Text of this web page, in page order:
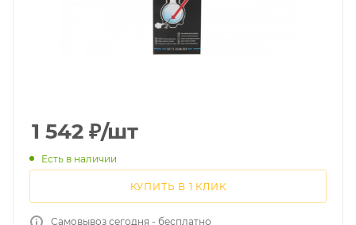
1 542 ₽/шт
Есть в наличии
КУПИТЬ В 1 КЛИК
Самовывоз сегодня - бесплатно